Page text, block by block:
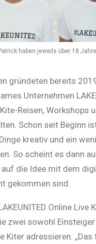
haben jeweils über 18
gründeten bereits
Unternehmen
Reisen, Workshops
Schon seit Beginn
kreativ und ein
So scheint es dann
die Idee mit dem
gekommen sind.
Online Live
zwei sowohl
Kiter adressieren.